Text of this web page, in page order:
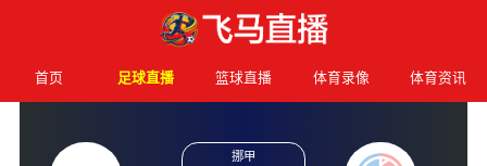
首页 足球直播 篮球直播 体育录像 体育资讯